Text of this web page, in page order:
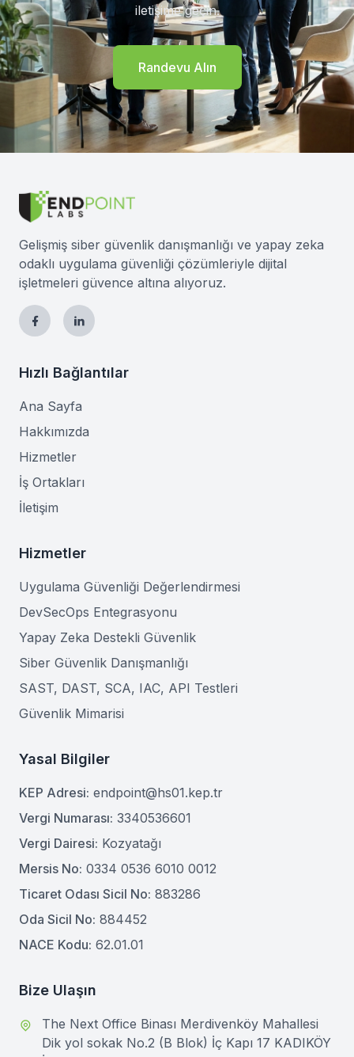
iletişime geçin.
Randevu Alın
Gelişmiş siber güvenlik danışmanlığı ve yapay zeka
odaklı uygulama güvenliği çözümleriyle dijital
işletmeleri güvence altına alıyoruz.
Hızlı Bağlantılar
Ana Sayfa
Hakkımızda
Hizmetler
İş Ortakları
İletişim
Hizmetler
Uygulama Güvenliği Değerlendirmesi
DevSecOps Entegrasyonu
Yapay Zeka Destekli Güvenlik
Siber Güvenlik Danışmanlığı
SAST, DAST, SCA, IAC, API Testleri
Güvenlik Mimarisi
Yasal Bilgiler
KEP Adresi: endpoint@hs01.kep.tr
Vergi Numarası: 3340536601
Vergi Dairesi: Kozyatağı
Mersis No: 0334 0536 6010 0012
Ticaret Odası Sicil No: 883286
Oda Sicil No: 884452
NACE Kodu: 62.01.01
Bize Ulaşın
The Next Office Binası Merdivenköy Mahallesi
Dik yol sokak No.2 (B Blok) İç Kapı 17 KADIKÖY